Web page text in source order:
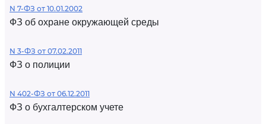
N 7-ФЗ от 10.01.2002
ФЗ об охране окружающей среды
N 3-ФЗ от 07.02.2011
ФЗ о полиции
N 402-ФЗ от 06.12.2011
ФЗ о бухгалтерском учете